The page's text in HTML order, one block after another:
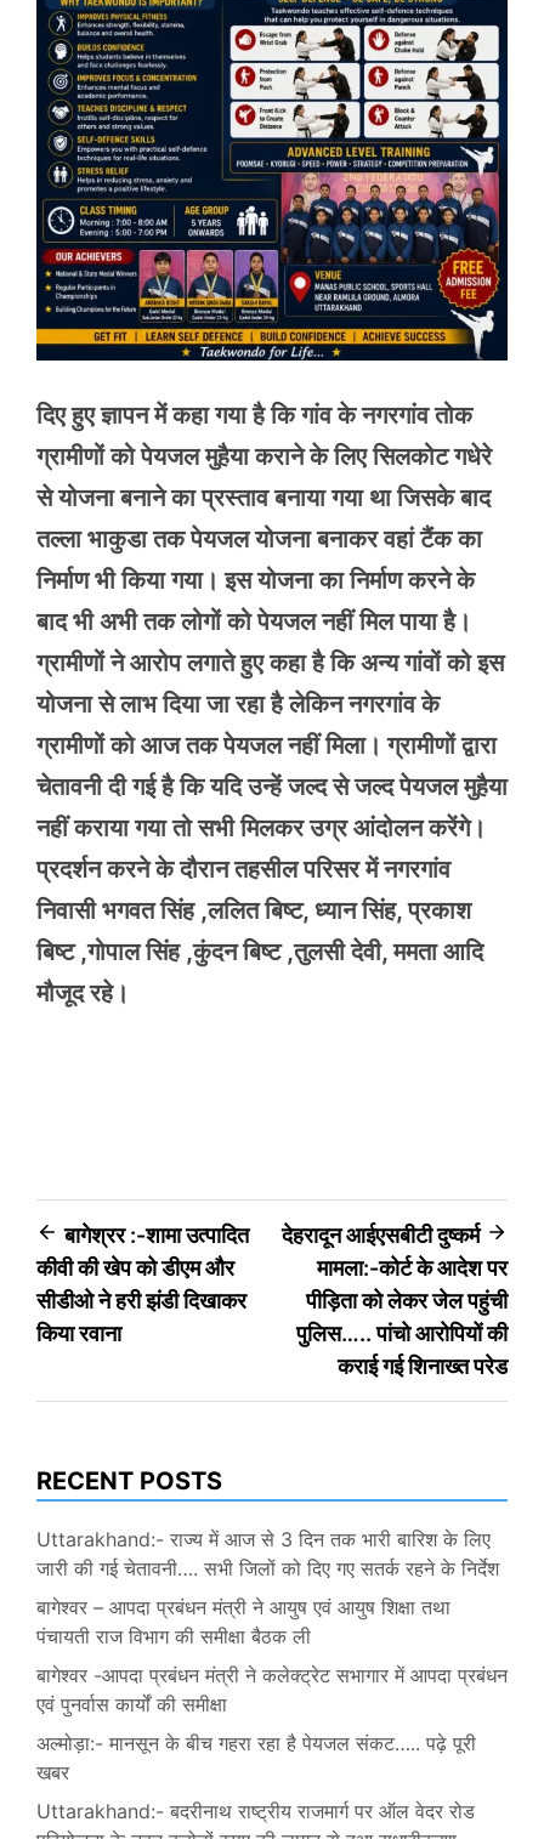
दिए हुए ज्ञापन में कहा गया है कि गांव के नगरगांव तोक
ग्रामीणों को पेयजल मुहैया कराने के लिए सिलकोट गधेरे
से योजना बनाने का प्रस्ताव बनाया गया था जिसके बाद
तल्ला भाकुडा तक पेयजल योजना बनाकर वहां टैंक का
निर्माण भी किया गया। इस योजना का निर्माण करने के
बाद भी अभी तक लोगों को पेयजल नहीं मिल पाया है।
ग्रामीणों ने आरोप लगाते हुए कहा है कि अन्य गांवों को इस
योजना से लाभ दिया जा रहा है लेकिन नगरगांव के
ग्रामीणों को आज तक पेयजल नहीं मिला। ग्रामीणों द्वारा
चेतावनी दी गई है कि यदि उन्हें जल्द से जल्द पेयजल मुहैया
नहीं कराया गया तो सभी मिलकर उग्र आंदोलन करेंगे।
प्रदर्शन करने के दौरान तहसील परिसर में नगरगांव
निवासी भगवत सिंह ,ललित बिष्ट, ध्यान सिंह, प्रकाश
बिष्ट ,गोपाल सिंह ,कुंदन बिष्ट ,तुलसी देवी, ममता आदि
मौजूद रहे।
Post
navigation
बागेश्रर :-शामा उत्पादित
कीवी की खेप को डीएम और
सीडीओ ने हरी झंडी दिखाकर
किया रवाना
देहरादून आईएसबीटी दुष्कर्म
मामला:-कोर्ट के आदेश पर
पीड़िता को लेकर जेल पहुंची
पुलिस….. पांचो आरोपियों की
कराई गई शिनाख्त परेड
RECENT POSTS
Uttarakhand:- राज्य में आज से 3 दिन तक भारी बारिश के लिए
जारी की गई चेतावनी…. सभी जिलों को दिए गए सतर्क रहने के निर्देश
बागेश्वर – आपदा प्रबंधन मंत्री ने आयुष एवं आयुष शिक्षा तथा
पंचायती राज विभाग की समीक्षा बैठक ली
बागेश्वर -आपदा प्रबंधन मंत्री ने कलेक्ट्रेट सभागार में आपदा प्रबंधन
एवं पुनर्वास कार्यों की समीक्षा
अल्मोड़ा:- मानसून के बीच गहरा रहा है पेयजल संकट….. पढ़े पूरी
खबर
Uttarakhand:- बदरीनाथ राष्ट्रीय राजमार्ग पर ऑल वेदर रोड